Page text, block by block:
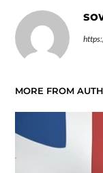
MORE FROM